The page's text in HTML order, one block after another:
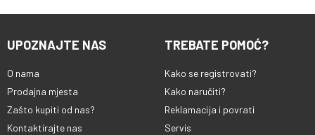
UPOZNAJTE NAS
O nama
Prodajna mjesta
Zašto kupiti od nas?
Kontaktirajte nas
TREBATE POMOĆ?
Kako se registrovati?
Kako naručiti?
Reklamacija i povrati
Servis